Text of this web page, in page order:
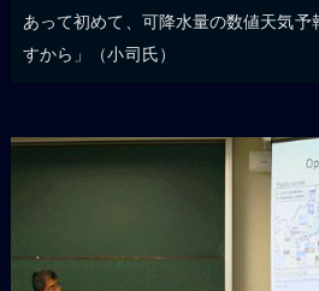
あって初めて、可降水量の数値天気
すから」（小司氏）